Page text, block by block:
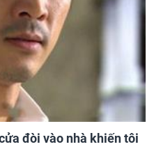
đòi vào nhà khiến tôi